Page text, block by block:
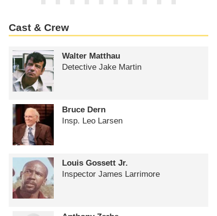
Cast & Crew
Walter Matthau
Detective Jake Martin
Bruce Dern
Insp. Leo Larsen
Louis Gossett Jr.
Inspector James Larrimore